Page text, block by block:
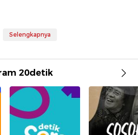
Selengkapnya
20detik